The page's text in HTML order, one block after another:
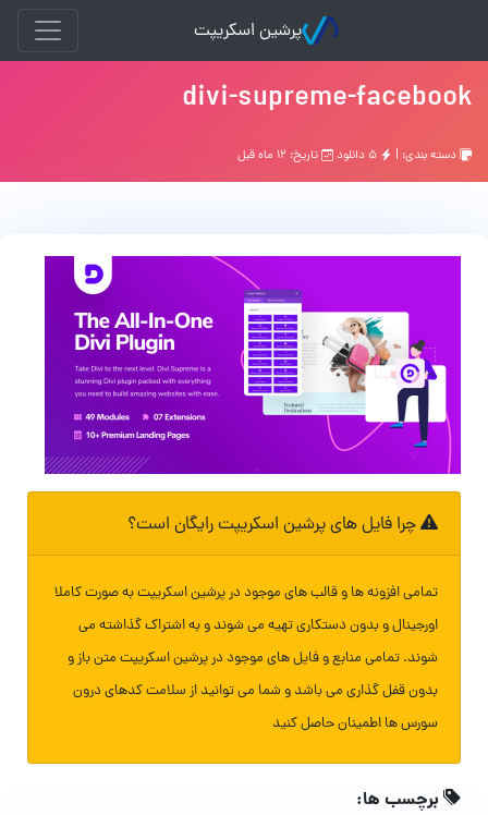
پرشین اسکریپت
divi-supreme-facebook
دسته بندی: | تاریخ: ۱۲ ماه قبل
چرا فایل های پرشین اسکریپت رایگان است؟
تمامی افزونه ها و قالب های موجود در پرشین اسکریپت به صورت کاملا
اورجینال و بدون دستکاری تهیه می شوند و به اشتراک گذاشته می
شوند. تمامی منابع و فایل های موجود در پرشین اسکریپت متن باز و
بدون قفل گذاری می باشد و شما می توانید از سلامت کدهای درون
سورس ها اطمینان حاصل کنید
برچسب ها: